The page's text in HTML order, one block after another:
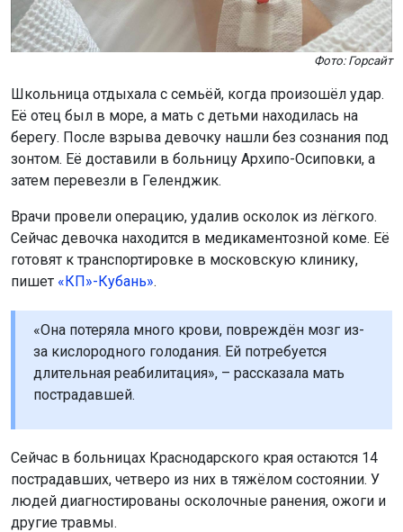
Фото: Горсайт
Школьница отдыхала с семьёй, когда произошёл удар.
Её отец был в море, а мать с детьми находилась на
берегу. После взрыва девочку нашли без сознания под
зонтом. Её доставили в больницу Архипо-Осиповки, а
затем перевезли в Геленджик.
Врачи провели операцию, удалив осколок из лёгкого.
Сейчас девочка находится в медикаментозной коме. Её
готовят к транспортировке в московскую клинику,
пишет «КП»-Кубань».
«Она потеряла много крови, повреждён мозг из-
за кислородного голодания. Ей потребуется
длительная реабилитация», – рассказала мать
пострадавшей.
Сейчас в больницах Краснодарского края остаются 14
пострадавших, четверо из них в тяжёлом состоянии. У
людей диагностированы осколочные ранения, ожоги и
другие травмы.